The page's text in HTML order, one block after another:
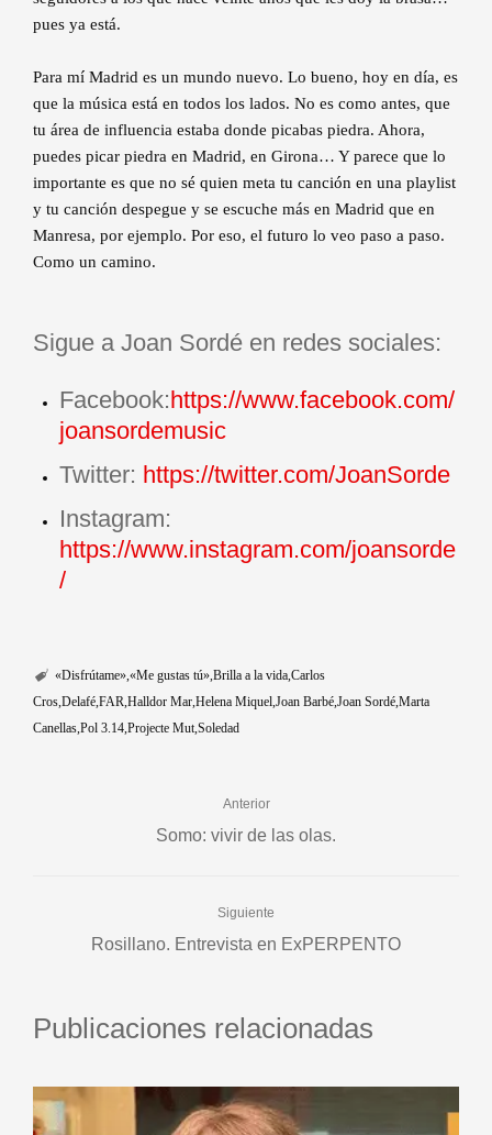
pues ya está.
Para mí Madrid es un mundo nuevo. Lo bueno, hoy en día, es
que la música está en todos los lados. No es como antes, que
tu área de influencia estaba donde picabas piedra. Ahora,
puedes picar piedra en Madrid, en Girona… Y parece que lo
importante es que no sé quien meta tu canción en una playlist
y tu canción despegue y se escuche más en Madrid que en
Manresa, por ejemplo. Por eso, el futuro lo veo paso a paso.
Como un camino.
Sigue a Joan Sordé en redes sociales:
Facebook:https://www.facebook.com/
joansordemusic
Twitter: https://twitter.com/JoanSorde
Instagram:
https://www.instagram.com/joansorde
/
«Disfrútame» «Me gustas tú» Brilla a la vida Carlos
Cros Delafé FAR Halldor Mar Helena Miquel Joan Barbé Joan Sordé Marta
Canellas Pol 3.14 Projecte Mut Soledad
Anterior
Somo: vivir de las olas.
Siguiente
Rosillano. Entrevista en ExPERPENTO
Publicaciones relacionadas